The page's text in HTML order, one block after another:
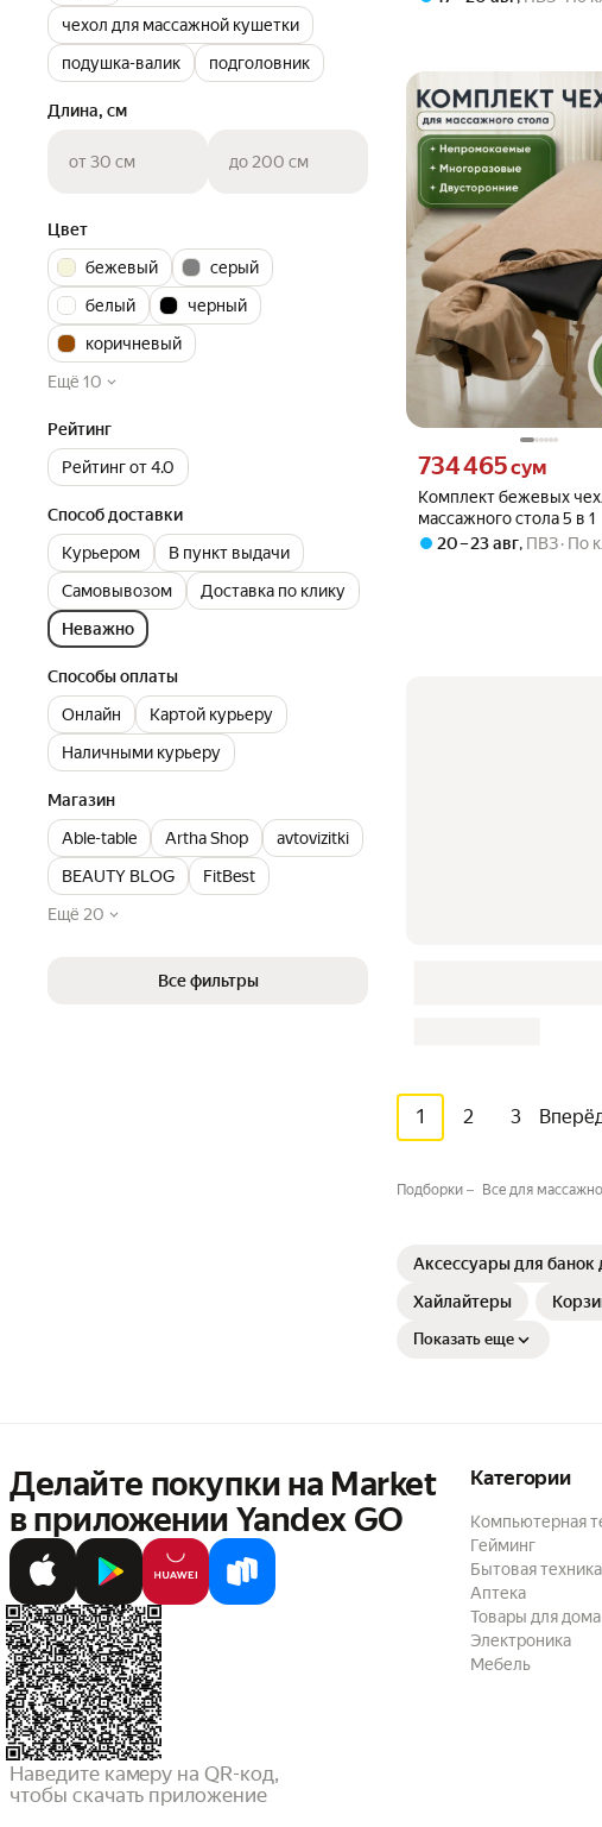
чехол для массажной кушетки
подушка-валик
подголовник
Длина, см
от 30 см до 200 см
Цвет
бежевый
серый
белый
черный
коричневый
Ещё 10
Рейтинг
Рейтинг от 4.0
Способ доставки
Курьером
В пункт выдачи
Самовывозом
Доставка по клику
Неважно
Способы оплаты
Онлайн
Картой курьеру
Наличными курьеру
Магазин
Able-table
Artha Shop
avtovizitki
BEAUTY BLOG
FitBest
Ещё 20
Все фильтры
Комплект бежевых
массажного стола 5 в 1
Цена 734465 сум вместо
734 465сум
20 – 23 авг, ПВЗ По
1 2 3
Подборки Все для
Аксессуары для банок
Хайлайтеры
Показать еще
Делайте покупки на Market
в приложении Yandex GO
Наведите камеру на QR-код,
чтобы скачать приложение
Категории
Компьютерная
Гейминг
Бытовая техника
Аптека
Товары для дома
Электроника
Мебель